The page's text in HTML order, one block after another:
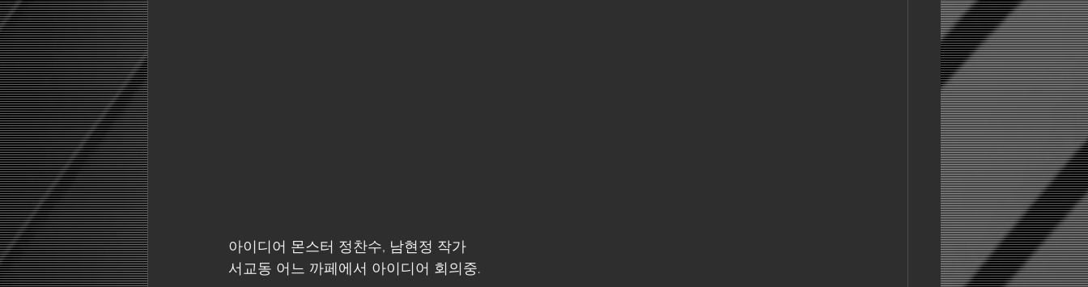
아이디어 몬스터 정찬수, 남현정 작가
서교동 어느 까페에서 아이디어 회의중.